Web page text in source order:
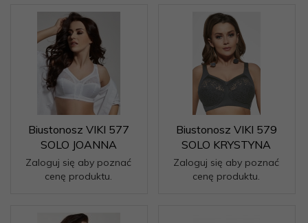
Biustonosz VIKI 577
SOLO JOANNA
Zaloguj się aby poznać
cenę produktu.
Biustonosz VIKI 579
SOLO KRYSTYNA
Zaloguj się aby poznać
cenę produktu.